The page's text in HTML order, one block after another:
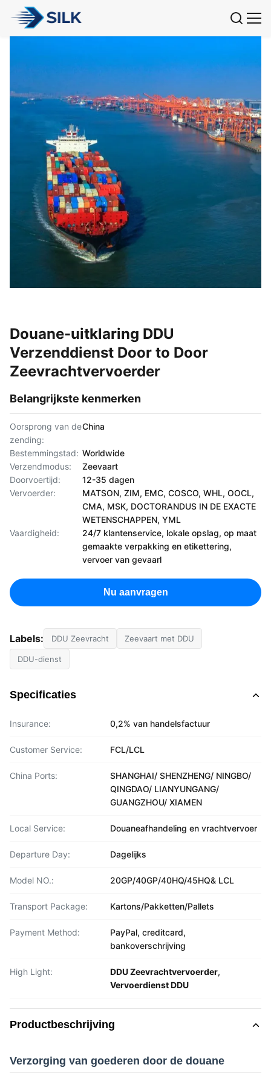
Douane-uitklaring DDU
Verzenddienst Door to Door
Zeevrachtvervoerder
Belangrijkste kenmerken
Oorsprong van de
zending:
China
Bestemmingstad: Worldwide
Verzendmodus:
Zeevaart
Doorvoertijd:
12-35 dagen
Vervoerder:
MATSON, ZIM, EMC, COSCO, WHL, OOCL,
CMA, MSK, DOCTORANDUS IN DE EXACTE
WETENSCHAPPEN, YML
Vaardigheid:
24/7 klantenservice, lokale opslag, op maat
gemaakte verpakking en etikettering,
vervoer van gevaarl
Nu aanvragen
Labels: DDU Zeevracht Zeevaart met DDU
DDU-dienst
Specificaties
Insurance: 0,2% van handelsfactuur
Customer Service: FCL/LCL
China Ports:
SHANGHAI/ SHENZHENG/ NINGBO/
QINGDAO/ LIANYUNGANG/
GUANGZHOU/ XIAMEN
Local Service: Douaneafhandeling en vrachtvervoer
Departure Day: Dagelijks
Model NO.: 20GP/40GP/40HQ/45HQ& LCL
Transport Package: Kartons/Pakketten/Pallets
Payment Method:
PayPal, creditcard,
bankoverschrijving
High Light: DDU Zeevrachtvervoerder,
Vervoerdienst DDU
Productbeschrijving
Verzorging van goederen door de douane